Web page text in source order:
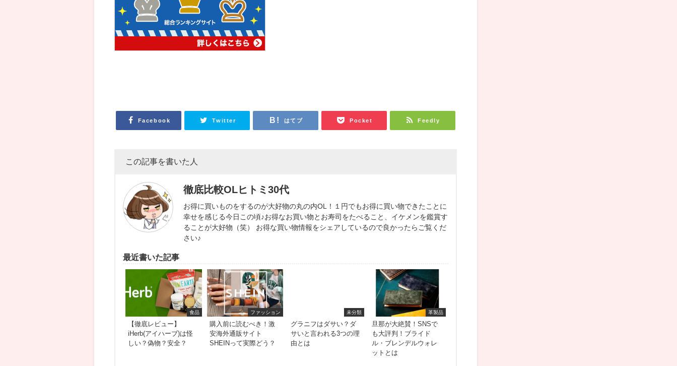
Facebook Twitter はてブ Pocket Feedly
この記事を書いた人
徹底比較OLヒトミ30代
お得に買いものをするのが大好物の丸の内OL！１円でもお得に買い物できたことに
幸せを感じる今日この頃♪お得なお買い物とお寿司をたべること、イケメンを鑑賞す
ることが大好物（笑） お得な買い物情報をシェアしているので良かったらご覧くだ
さい♪
最近書いた記事
食品
【徹底レビュー】
iHerb(アイハーブ)は怪
しい？偽物？安全？
ファッション
購入前に読むべき！激
安海外通販サイト
SHEINって実際どう？
未分類
グラニフはダサい？ダ
サいと言われる3つの理
由とは
革製品
旦那が大絶賛！SNSで
も大評判！ブライド
ル・ブレンデルウォレ
ットとは